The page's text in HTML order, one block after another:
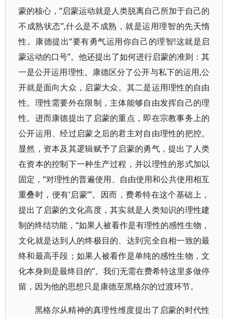
蒙的核心，“启蒙运动就是人类脱离自己所加于自己的
不成熟状态”,什么是不成熟，就是运用理智的先天惰
性。康德提出“要有勇气运用你自己的理智!这就是启
蒙运动的口号”。他还提出了如何进行启蒙的准则：其
一是公开运用理性。康德区分了公开与私下的运用,公
开就是面向大众，启蒙大众。其二是运用理性的自由
性。理性需要外在限制，主体能够自由发挥自己的理
性。进而康德提出了启蒙的重点，即在宗教事务上的
公开运用、经过启蒙之后的君主对自由理性的把控。
显然，资本及其逻辑赋予了启蒙的勇气，提出了人类
在资本的控制下一种生产过程，并以理性的形式加以
固定，“对理性的普遍使用、自由使用和公共使用相互
重叠时，便有‘启蒙’”。因而，费希特在这个基础上，
提出了启蒙的文化高度，其实就是人类知识的理性建
制的终结功能，“如果人被看作是有理性的感性生物，
文化就是达到人的终极目的、达到完全自相一致的最
终和最高手段；如果人被看作是单纯的感性生物，文
化本身则是最终目的”。我们无需在费希特这里多做停
留，因为他的思想只是康德至黑格尔的过渡环节。
黑格尔从精神的真理性维度提出了启蒙的时代性